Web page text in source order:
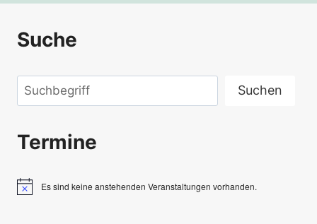
Suche
Suchen Suchen
Termine
HinweisEs sind keine anstehenden Veranstaltungen vorhanden.